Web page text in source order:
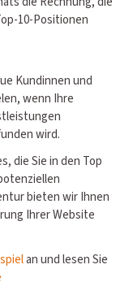
10-Positionen
Kundinnen und
wenn Ihre
wird.
die Sie in den Top
bieten wir Ihnen
Ihrer Website
an und lesen Sie